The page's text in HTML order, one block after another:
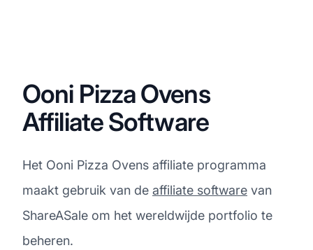
Ooni Pizza Ovens
Affiliate Software
Het Ooni Pizza Ovens affiliate programma
maakt gebruik van de affiliate software van
ShareASale om het wereldwijde portfolio te
beheren.